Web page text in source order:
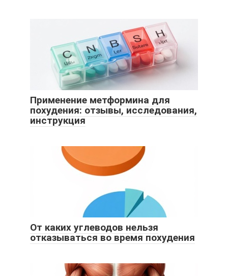
Применение метформина для
похудения: отзывы, исследования,
инструкция
От каких углеводов нельзя
отказываться во время похудения